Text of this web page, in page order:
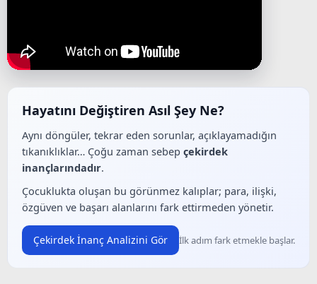
Hayatını Değiştiren Asıl Şey Ne?
Aynı döngüler, tekrar eden sorunlar, açıklayamadığın
tıkanıklıklar… Çoğu zaman sebep çekirdek
inançlarındadır.
Çocuklukta oluşan bu görünmez kalıplar; para, ilişki,
özgüven ve başarı alanlarını fark ettirmeden yönetir.
Çekirdek İnanç Analizini Gör İlk adım fark etmekle başlar.